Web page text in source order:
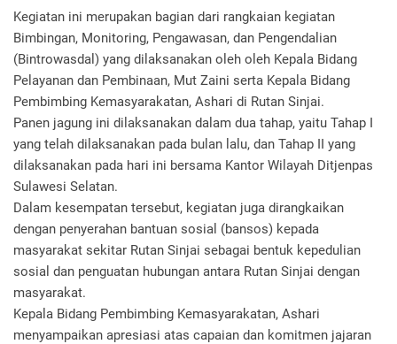
Kegiatan ini merupakan bagian dari rangkaian kegiatan
Bimbingan, Monitoring, Pengawasan, dan Pengendalian
(Bintrowasdal) yang dilaksanakan oleh oleh Kepala Bidang
Pelayanan dan Pembinaan, Mut Zaini serta Kepala Bidang
Pembimbing Kemasyarakatan, Ashari di Rutan Sinjai.
Panen jagung ini dilaksanakan dalam dua tahap, yaitu Tahap I
yang telah dilaksanakan pada bulan lalu, dan Tahap II yang
dilaksanakan pada hari ini bersama Kantor Wilayah Ditjenpas
Sulawesi Selatan.
Dalam kesempatan tersebut, kegiatan juga dirangkaikan
dengan penyerahan bantuan sosial (bansos) kepada
masyarakat sekitar Rutan Sinjai sebagai bentuk kepedulian
sosial dan penguatan hubungan antara Rutan Sinjai dengan
masyarakat.
Kepala Bidang Pembimbing Kemasyarakatan, Ashari
menyampaikan apresiasi atas capaian dan komitmen jajaran